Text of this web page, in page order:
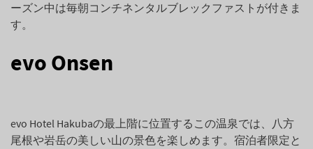
ーズン中は毎朝コンチネンタルブレックファストが付きま
す。
evo Onsen
evo Hotel Hakubaの最上階に位置するこの温泉では、八方
尾根や岩岳の美しい山の景色を楽しめます。宿泊者限定と